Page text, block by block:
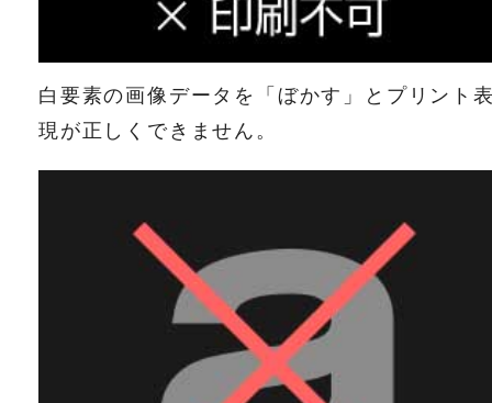
白要素の画像データを「ぼかす」とプリント
現が正しくできません。